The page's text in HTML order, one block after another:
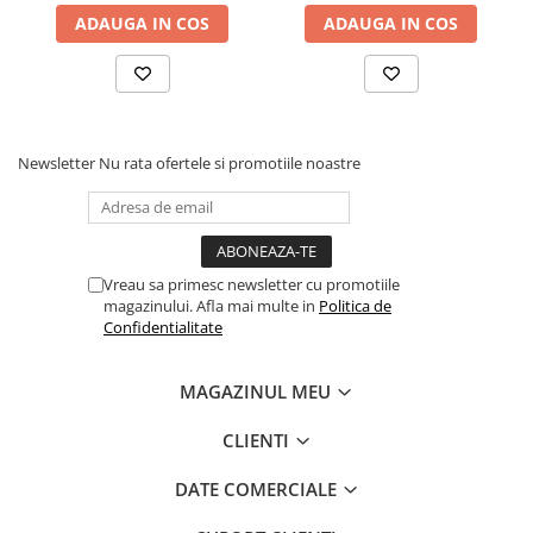
- Ingrediente naturale premium – fără
aditivi artificiali, coloranți sau conservanți
sintetici;
animalele cu sensibilități digestive,
prevenind inflamațiile intestinale;
- Formule hipoalergenice – fără grâu,
gluten, lactate sau soia.
Ingrediente cheie și beneficii
Somonul proaspăt - sursa principală de
- Conține acizi grași esențiali Omega-3 și
Omega-6, care contribuie la menținerea
ADAUGA IN COS ADAUGA IN COS
Newsletter Nu rata ofertele si promotiile noastre
Vreau sa primesc newsletter cu promotiile
magazinului. Afla mai multe in Politica de
Confidentialitate
MAGAZINUL MEU
CLIENTI
DATE COMERCIALE